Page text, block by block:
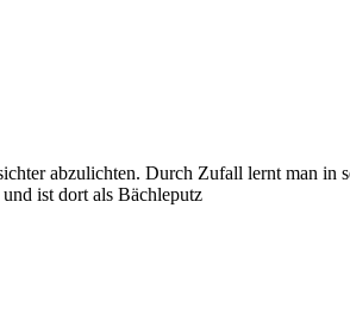
abzulichten. Durch Zufall lernt man in
ist dort als Bächleputz